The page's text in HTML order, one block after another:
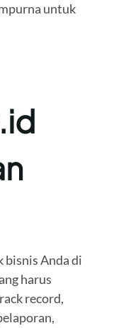
untuk
bisnis Anda di
harus
record,